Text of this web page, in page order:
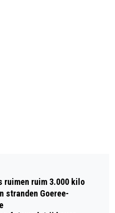
60 TOP 10 VAN
ruimen ruim 3.000 kilo
stranden Goeree-